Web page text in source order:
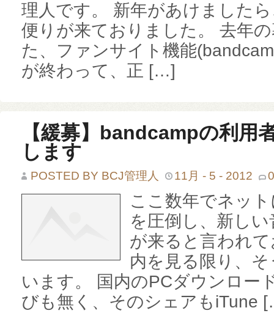
理人です。 新年があけました
便りが来ておりました。 去年
た、ファンサイト機能
が終わって、正 […]
【緩募】bandcampの利用
します
POSTED BY BCJ管理人 11月 - 5 - 2012
ここ数年でネッ
を圧倒し、新し
が来ると言われ
内を見る限り、
います。 国内のPCダウンロー
びも無く、そのシェアもiTune